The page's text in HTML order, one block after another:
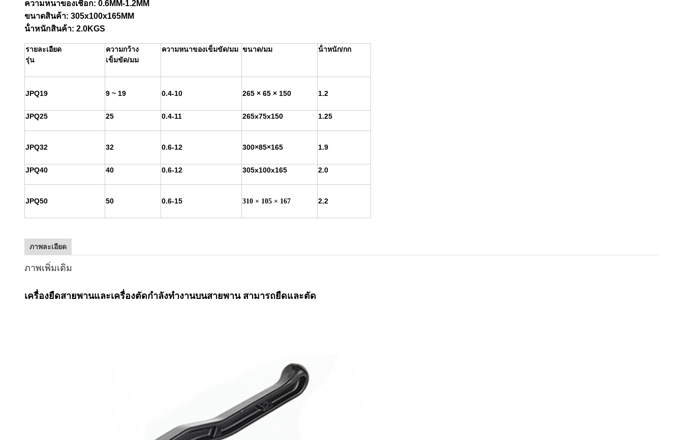
ความหนาของเชือก: 0.6MM-1.2MM
ขนาดสินค้า: 305x100x165MM
น้ําหนักสินค้า: 2.0KGS
รายละเอียด
รุ่น
ความกว้าง
เข็มขัด/มม
ความหนาของเข็มขัด/มม ขนาด/มม น้ําหนัก/กก
JPQ19 9 ~ 19 0.4-10 265 × 65 × 150 1.2
JPQ25 25 0.4-11 265x75x150 1.25
JPQ32 32 0.6-12 300×85×165 1.9
JPQ40 40 0.6-12 305x100x165 2.0
JPQ50 50 0.6-15 310 × 105 × 167 2.2
ภาพละเอียด
ภาพเพิ่มเติม
เครื่องยืดสายพานและเครื่องตัดกําลังทํางานบนสายพาน สามารถยืดและตัด